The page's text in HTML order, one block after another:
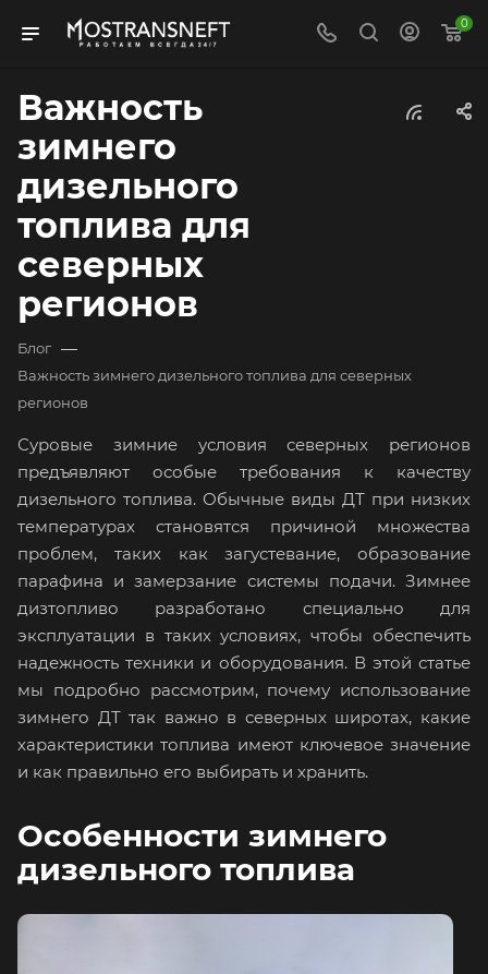
0
Важность
зимнего
дизельного
топлива для
северных
регионов
Блог —
Важность зимнего дизельного топлива для северных
регионов
Суровые зимние условия северных регионов
предъявляют особые требования к качеству
дизельного топлива. Обычные виды ДТ при низких
температурах становятся причиной множества
проблем, таких как загустевание, образование
парафина и замерзание системы подачи. Зимнее
дизтопливо разработано специально для
эксплуатации в таких условиях, чтобы обеспечить
надежность техники и оборудования. В этой статье
мы подробно рассмотрим, почему использование
зимнего ДТ так важно в северных широтах, какие
характеристики топлива имеют ключевое значение
и как правильно его выбирать и хранить.
Особенности зимнего
дизельного топлива